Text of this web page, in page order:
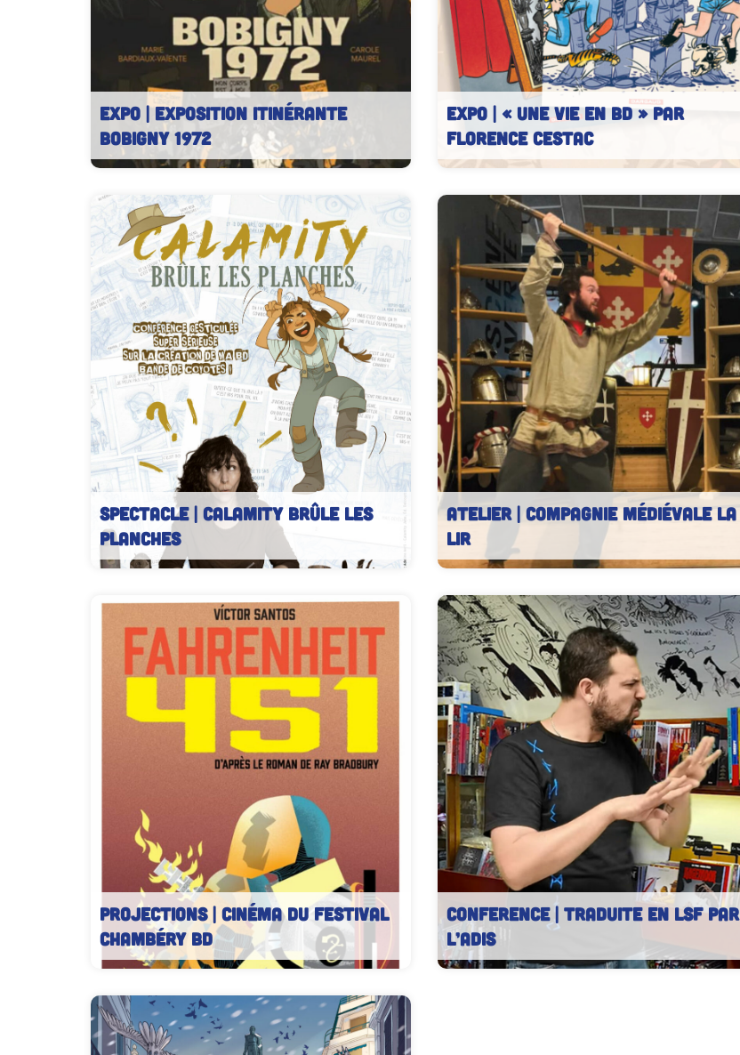
EXPO | Exposition Itinérante
Bobigny 1972
EXPO | « Une vie en BD » par
Florence CESTAC
SPECTACLE | Calamity brûle les
planches
ATELIER | Compagnie Médiévale La
LIR
PROJECTIONS | Cinéma du Festival
Chambéry BD
CONFERENCE | traduite en LSF par
l’ADIS